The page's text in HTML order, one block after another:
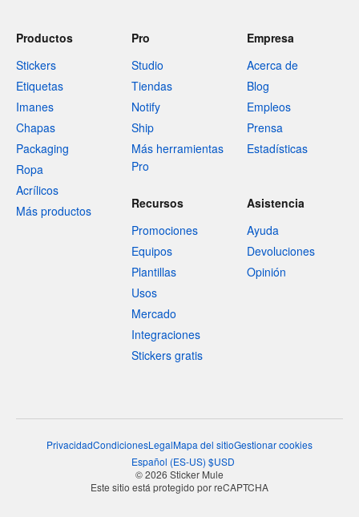
Productos
Stickers
Etiquetas
Imanes
Chapas
Packaging
Ropa
Acrílicos
Más productos
Pro
Studio
Tiendas
Notify
Ship
Más herramientas
Pro
Empresa
Acerca de
Blog
Empleos
Prensa
Estadísticas
Recursos
Promociones
Equipos
Plantillas
Usos
Mercado
Integraciones
Stickers gratis
Asistencia
Ayuda
Devoluciones
Opinión
PrivacidadCondicionesLegalMapa del sitioGestionar cookies
Español (ES-US) $USD
© 2026 Sticker Mule
Este sitio está protegido por reCAPTCHA